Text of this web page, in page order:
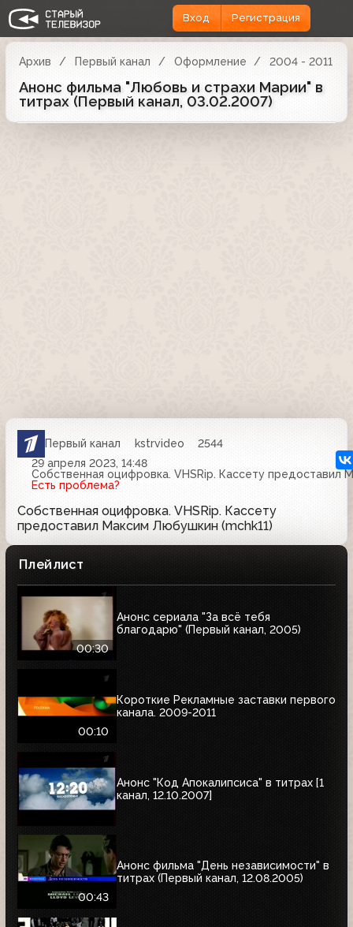
Вход Регистрация
Архив Первый канал Оформление 2004 - 2011
Анонс фильма "Любовь и страхи Марии" в
титрах (Первый канал, 03.02.2007)
Первый канал kstrvideo
2544
29 апреля 2023, 14:48
Собственная оцифровка. VHSRip. Кассету предоставил
Есть проблема?
Собственная оцифровка. VHSRip. Кассету
предоставил Максим Любушкин (mchk11)
Плейлист
00:30
Анонс сериала "За всё тебя
благодарю" (Первый канал, 2005)
00:10
Короткие Рекламные заставки первого
канала. 2009-2011
Анонс "Код Апокалипсиса" в титрах [1
канал, 12.10.2007]
00:43
Анонс фильма "День независимости" в
титрах (Первый канал, 12.08.2005)